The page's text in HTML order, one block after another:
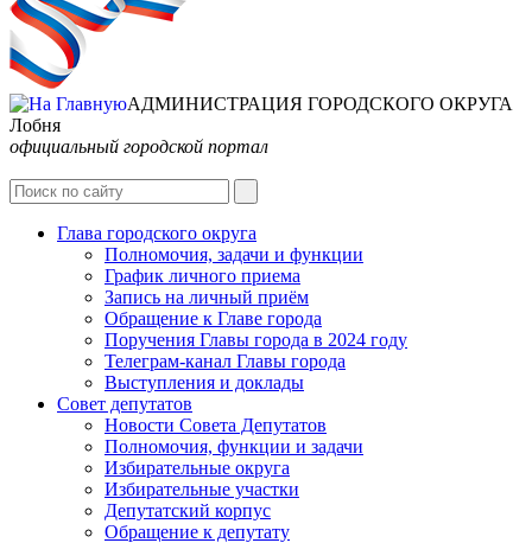
АДМИНИСТРАЦИЯ ГОРОДСКОГО ОКРУГА
Лобня
официальный городской портал
Глава городского округа
Полномочия, задачи и функции
График личного приема
Запись на личный приём
Обращение к Главе города
Поручения Главы города в 2024 году
Телеграм-канал Главы города
Выступления и доклады
Совет депутатов
Новости Совета Депутатов
Полномочия, функции и задачи
Избирательные округа
Избирательные участки
Депутатский корпус
Обращение к депутату